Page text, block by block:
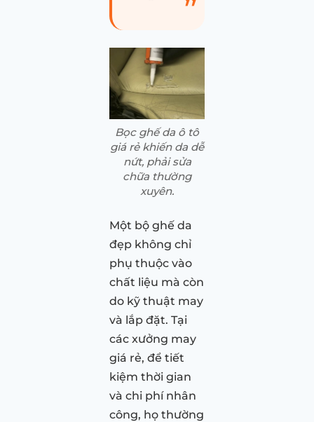
Bọc ghế da ô tô
giá rẻ khiến da dễ
nứt, phải sửa
chữa thường
xuyên.
Một bộ ghế da
đẹp không chỉ
phụ thuộc vào
chất liệu mà còn
do kỹ thuật may
và lắp đặt. Tại
các xưởng may
giá rẻ, để tiết
kiệm thời gian
và chi phí nhân
công, họ thường